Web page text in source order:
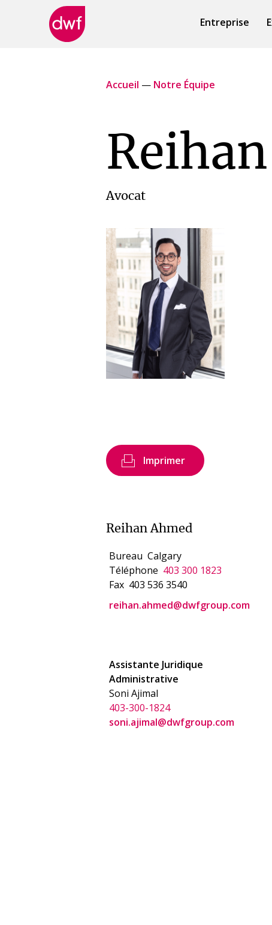
Entreprise
Accueil — Notre Équipe
Avocat
Imprimer
Reihan Ahmed
Bureau Calgary
Téléphone 403 300 1823
Fax 403 536 3540
reihan.ahmed@dwfgroup.com
Assistante Juridique
Administrative
Soni Ajimal
403-300-1824
soni.ajimal@dwfgroup.com